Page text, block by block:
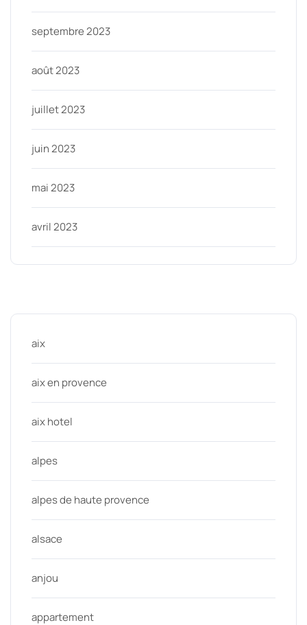
septembre 2023
août 2023
juillet 2023
juin 2023
mai 2023
avril 2023
aix
aix en provence
aix hotel
alpes
alpes de haute provence
alsace
anjou
appartement